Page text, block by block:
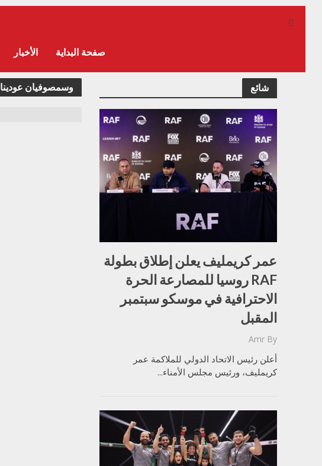
صفحة البداية الأخبار
وسمصوفيان عودينا شائع
عمر كريمليف يعلن إطلاق بطولة
RAF روسيا للمصارعة الحرة
الاحترافية في موسكو سبتمبر
المقبل
By
Amr
أعلن رئيس الاتحاد الدولي للملاكمة عمر
كريمليف، ورئيس مجلس الأمناء...